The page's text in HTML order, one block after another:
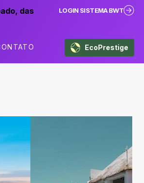
das
LOGIN SISTEMA BWT
EcoPrestige